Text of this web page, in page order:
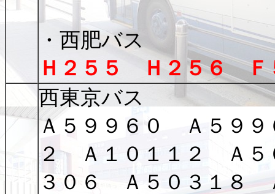
・西肥バス
Ｈ２５５ Ｈ２５６ Ｆ
西東京バス
Ａ５９９６０ Ａ５９
２ Ａ１０１１２ Ａ５
３０６ Ａ５０３１８